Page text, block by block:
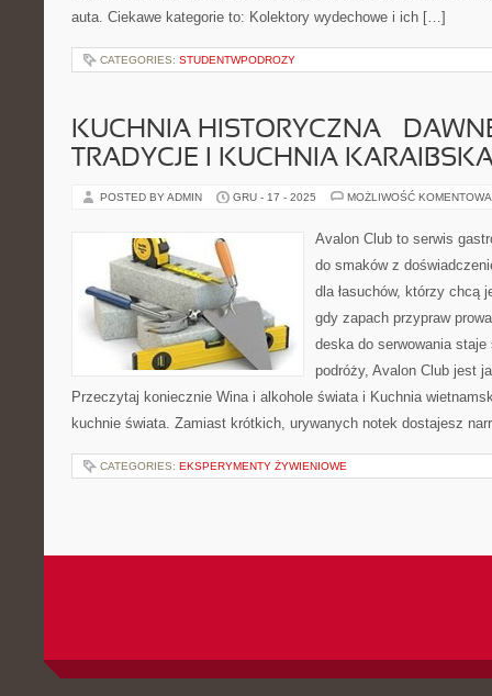
auta. Ciekawe kategorie to: Kolektory wydechowe i ich […]
CATEGORIES: STUDENTWPODROZY
KUCHNIA HISTORYCZNA –
TRADYCJE I KUCHNIA
POSTED BY ADMIN GRU - 17 - 2025 MOŻLIWOŚĆ
Avalon Club to serwis
do smaków z
dla łasuchów, którzy chcą
gdy zapach przypraw
deska do serwowania
podróży, Avalon Club jest
Przeczytaj koniecznie Wina i alkohole świata i Kuchnia
kuchnie świata. Zamiast krótkich, urywanych notek dostajesz
CATEGORIES: EKSPERYMENTY ŻYWIENIOWE